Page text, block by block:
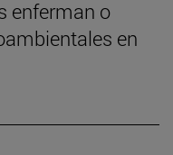
enferman o
en